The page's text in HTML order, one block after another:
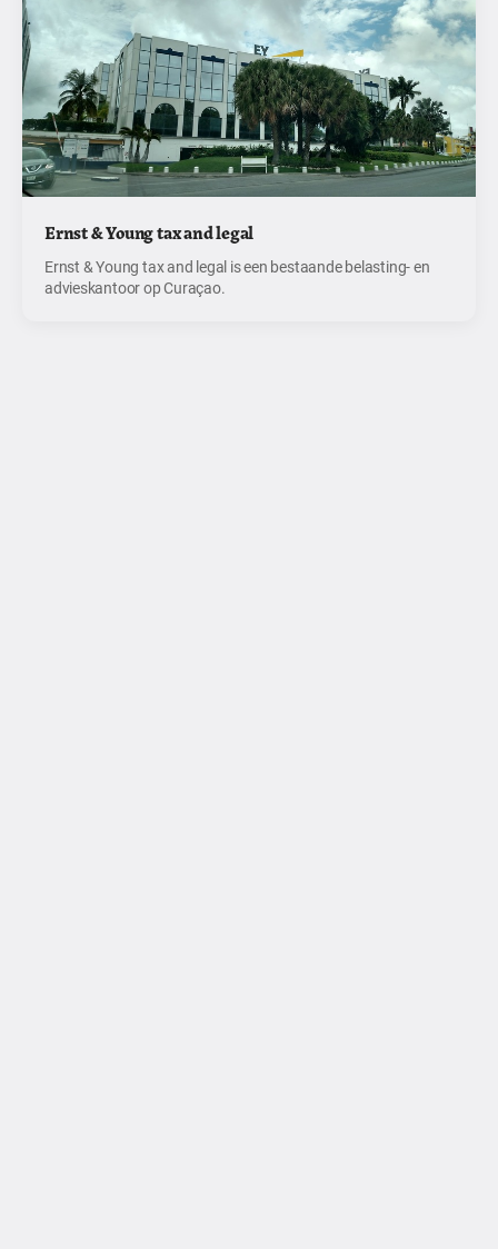
Ernst & Young tax and legal
Ernst & Young tax and legal is een bestaande belasting- en
advieskantoor op Curaçao.